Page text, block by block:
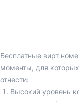
Бесплатные вирт
моменты, для
отнести:
Высокий уровень